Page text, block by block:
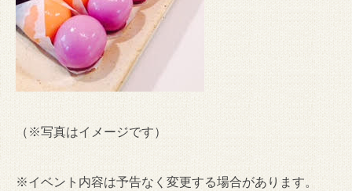
（※写真はイメージです）
※イベント内容は予告なく変更する場合があります。